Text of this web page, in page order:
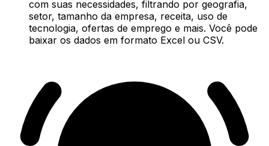
com suas necessidades, filtrando por geografia,
setor, tamanho da empresa, receita, uso de
tecnologia, ofertas de emprego e mais. Você pode
baixar os dados em formato Excel ou CSV.